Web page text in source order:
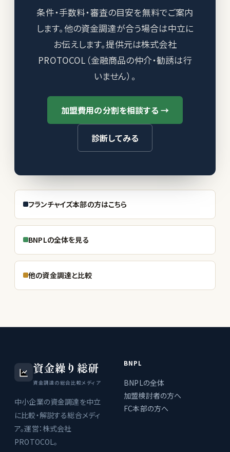
条件・手数料・審査の目安を無料でご案内
します。他の資金調達が合う場合は中立に
お伝えします。提供元は株式会社
PROTOCOL（金融商品の仲介・勧誘は行
いません）。
加盟費用の分割を相談する →
診断してみる
フランチャイズ本部の方はこちら
BNPLの全体を見る
他の資金調達と比較
資金繰り総研
資金調達の総合比較メディア
中小企業の資金調達を中立
に比較・解説する総合メディ
ア。運営：株式会社
PROTOCOL。
BNPL
BNPLの全体
加盟検討者の方へ
FC本部の方へ